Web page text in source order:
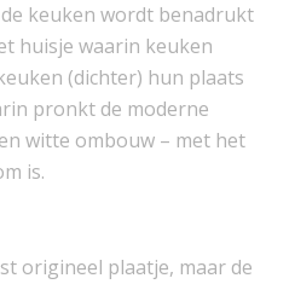
keuken wordt benadrukt
huisje waarin keuken
(dichter) hun plaats
pronkt de moderne
witte ombouw – met het
is.
origineel plaatje, maar de